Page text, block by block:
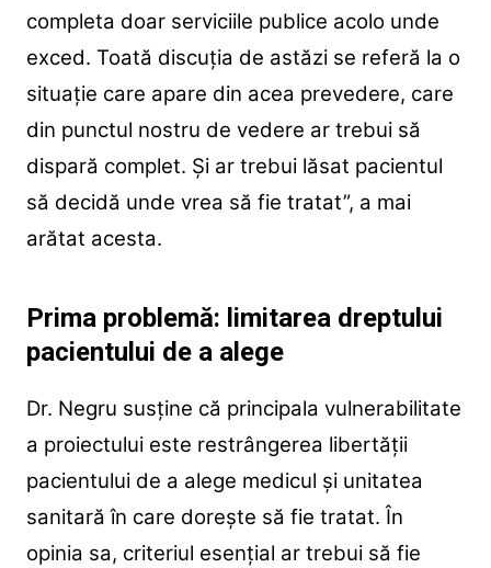
completa doar serviciile publice acolo unde
exced. Toată discuția de astăzi se referă la o
situație care apare din acea prevedere, care
din punctul nostru de vedere ar trebui să
dispară complet. Și ar trebui lăsat pacientul
să decidă unde vrea să fie tratat”, a mai
arătat acesta.
Prima problemă: limitarea dreptului
pacientului de a alege
Dr. Negru susține că principala vulnerabilitate
a proiectului este restrângerea libertății
pacientului de a alege medicul și unitatea
sanitară în care dorește să fie tratat. În
opinia sa, criteriul esențial ar trebui să fie